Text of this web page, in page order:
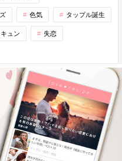
色気 タップル誕生
ュン 失恋